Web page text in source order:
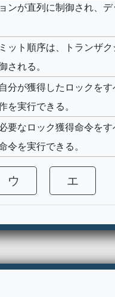
ンが直列に制御され、
ット順序は、トランザ
される。
分が獲得したロックを
を実行できる。
要なロック獲得命令を
令を実行できる。
ウ エ